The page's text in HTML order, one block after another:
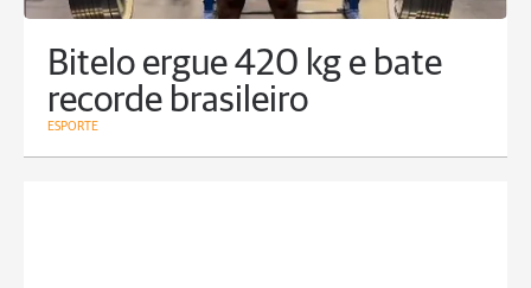
Bitelo ergue 420 kg e bate
recorde brasileiro
ESPORTE